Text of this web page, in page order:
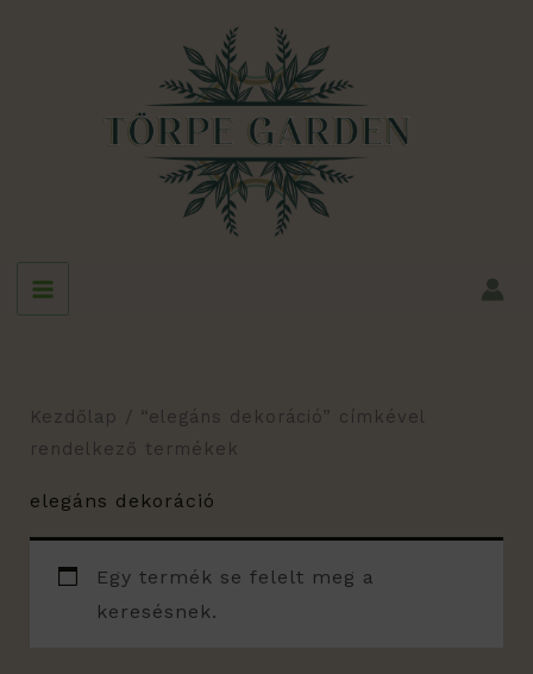
Kezdőlap / “elegáns dekoráció” címkével
rendelkező termékek
elegáns dekoráció
Egy termék se felelt meg a
keresésnek.